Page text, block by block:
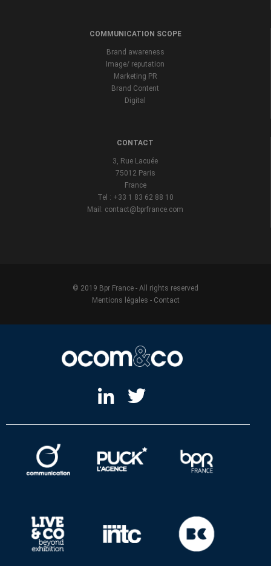
COMMUNICATION SCOPE
Brand awareness
Image/ reputation
Marketing PR
Brand Content
Digital
CONTACT
3, Rue Lacuée
75012 Paris
France
Tel : +33 1 83 62 88 10
Mail: contact@bprfrance.com
© 2019 Bpr France - All rights reserved
Mentions légales - Contact